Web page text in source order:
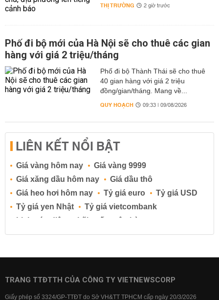
THỊ TRƯỜNG 2 giờ trước
Phố đi bộ mới của Hà Nội sẽ cho thuê các gian
hàng với giá 2 triệu/tháng
Phố đi bộ Thành Thái sẽ cho thuê
40 gian hàng với giá 2 triệu
đồng/gian/tháng. Mang về...
QUY HOẠCH 09:33 | 09/08/2026
LIÊN KẾT NỔI BẬT
Giá vàng hôm nay
Giá vàng 9999
Giá xăng dầu hôm nay
Giá dầu thô
Giá heo hơi hôm nay
Tỷ giá euro
Tỷ giá USD
Tỷ giá yen Nhật
Tỷ giá vietcombank
Lịch cúp điện
Lãi suất ngân hàng
Lãi suất tiết kiệm
Lãi suất tiền gửi
Lãi suất ngân hàng BIDV
TRANG TTĐTTH CỦA CÔNG TY VIETNEWSCORP
Giấy phép số 3324/GP-TTĐT do Sở VH&TT TPHCM cấp ngày 20/3/2026